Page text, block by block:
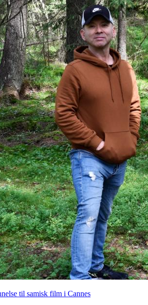
til samisk film i Cannes